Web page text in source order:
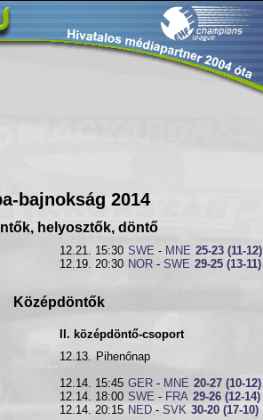
bajnokság 2014
helyosztők, döntő
12.21. 15:30 SWE - MNE 25-23 (11-12)
12.19. 20:30 NOR- SWE 29-25 (13-11)
Középdöntők
II. középdöntő-csoport
12.13. Pihenőnap
12.14. 15:45 GER- MNE 20-27 (10-12)
12.14. 18:00 SWE - FRA 29-26 (12-14)
12.14. 20:15 NED- SVK 30-20 (17-10)